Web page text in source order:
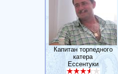
Капитан торпедного
катера
Ессентуки